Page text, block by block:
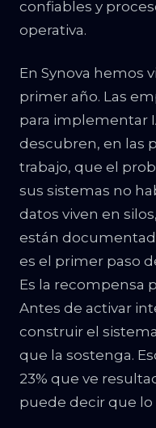
confiables y
operativa.
En Synova hemos
primer año. Las
para implementar
descubren, en las
trabajo, que el
sus sistemas no
datos viven en
están
es el primer paso
Es la recompensa
Antes de activar
construir el
que la sostenga.
23% que ve
puede decir que